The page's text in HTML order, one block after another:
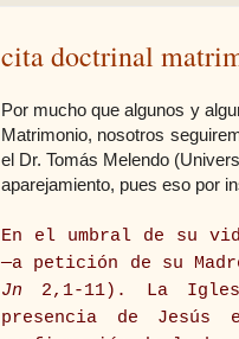
cita doctrinal
Por mucho que algunos y
Matrimonio, nosotros
el Dr. Tomás Melendo
aparejamiento, pues eso por
En el umbral de su
—a petición de su
Jn 2,1-11). La
presencia de